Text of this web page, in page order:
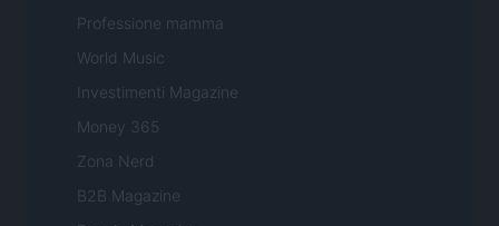
Professione mamma
World Music
Investimenti Magazine
Money 365
Zona Nerd
B2B Magazine